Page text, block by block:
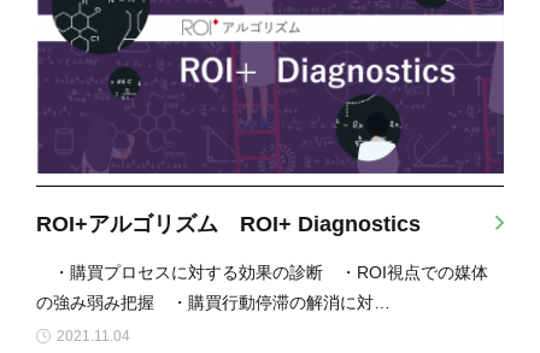
ROI+アルゴリズム ROI+ Diagnostics
・購買プロセスに対する効果の診断 ・ROI視点での媒体
の強み弱み把握 ・購買行動停滞の解消に対…
2021.11.04